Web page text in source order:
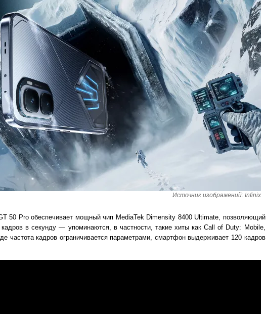
Источник изображений: Infinix
50 Pro обеспечивает мощный чип MediaTek Dimensity 8400 Ultimate, позволяющий
в секунду — упоминаются, в частности, такие хиты как Call of Duty: Mobile,
частота кадров ограничивается параметрами, смартфон выдерживает 120 кадров